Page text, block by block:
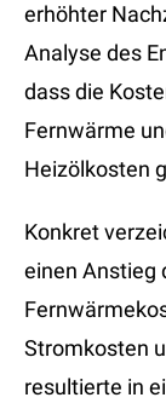
erhöhter
Analyse des
dass die
Fernwärme
Heizölkosten
Konkret
einen Anstieg
Stromkosten
resultierte in